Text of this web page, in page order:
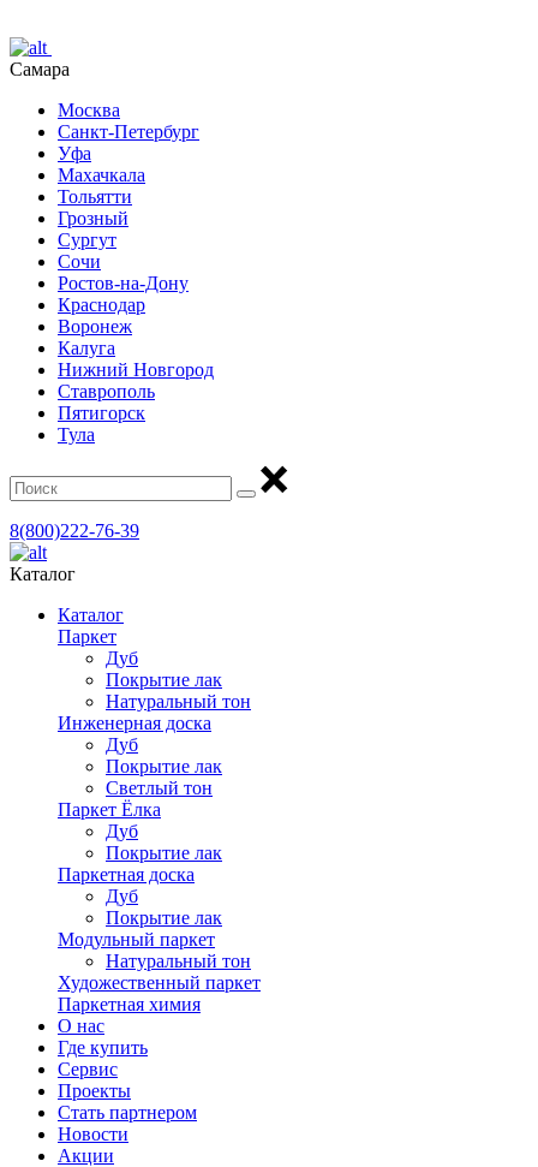
Самара
Москва
Санкт-Петербург
Уфа
Махачкала
Тольятти
Грозный
Сургут
Сочи
Ростов-на-Дону
Краснодар
Воронеж
Калуга
Нижний Новгород
Ставрополь
Пятигорск
Тула
8(800)222-76-39
Каталог
Каталог
Паркет
Дуб
Покрытие лак
Натуральный тон
Инженерная доска
Дуб
Покрытие лак
Светлый тон
Паркет Ёлка
Дуб
Покрытие лак
Паркетная доска
Дуб
Покрытие лак
Модульный паркет
Натуральный тон
Художественный паркет
Паркетная химия
О нас
Где купить
Сервис
Проекты
Стать партнером
Новости
Акции